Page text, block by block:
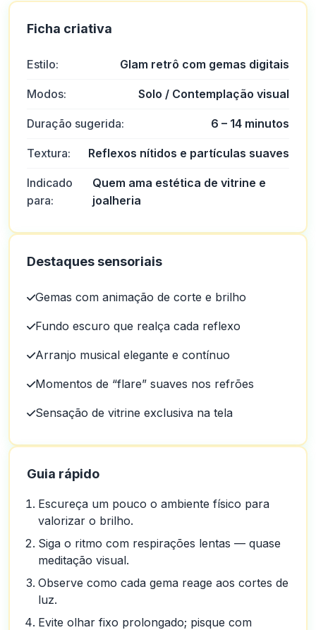
Ficha criativa
Estilo: Glam retrô com gemas digitais
Modos: Solo / Contemplação visual
Duração sugerida: 6 – 14 minutos
Textura: Reflexos nítidos e partículas suaves
Indicado
para:
Quem ama estética de vitrine e
joalheria
Destaques sensoriais
Gemas com animação de corte e brilho
Fundo escuro que realça cada reflexo
Arranjo musical elegante e contínuo
Momentos de “flare” suaves nos refrões
Sensação de vitrine exclusiva na tela
Guia rápido
Escureça um pouco o ambiente físico para
valorizar o brilho.
Siga o ritmo com respirações lentas — quase
meditação visual.
Observe como cada gema reage aos cortes de
luz.
Evite olhar fixo prolongado; pisque com